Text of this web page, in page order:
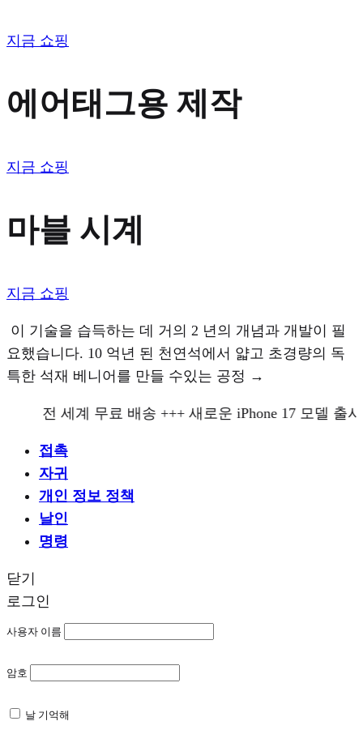
지금 쇼핑
에어태그용 제작
지금 쇼핑
마블 시계
지금 쇼핑
이 기술을 습득하는 데 거의 2 년의 개념과 개발이 필
요했습니다. 10 억년 된 천연석에서 얇고 초경량의 독
특한 석재 베니어를 만들 수있는 공정 →
전 세계 무료 배송 +++ 새로운 iPhone 17 모델 출
접촉
자귀
개인 정보 정책
날인
명령
닫기
로그인
사용자 이름
암호
날 기억해